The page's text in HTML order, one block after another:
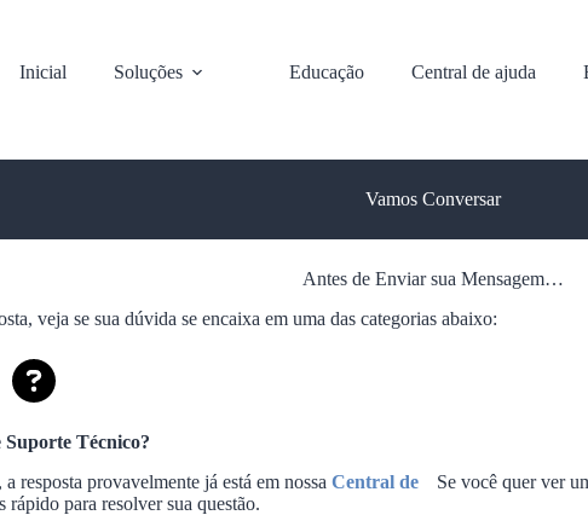
Inicial Soluções Educação Central de ajuda
Vamos Conversar
Antes de Enviar sua Mensagem…
veja se sua dúvida se encaixa em uma das categorias abaixo:
Suporte Técnico?
resposta provavelmente já está em nossa Central de
rápido para resolver sua questão.
Se você quer ver